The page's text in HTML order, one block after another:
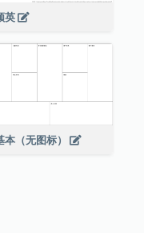
英
本（无图标）